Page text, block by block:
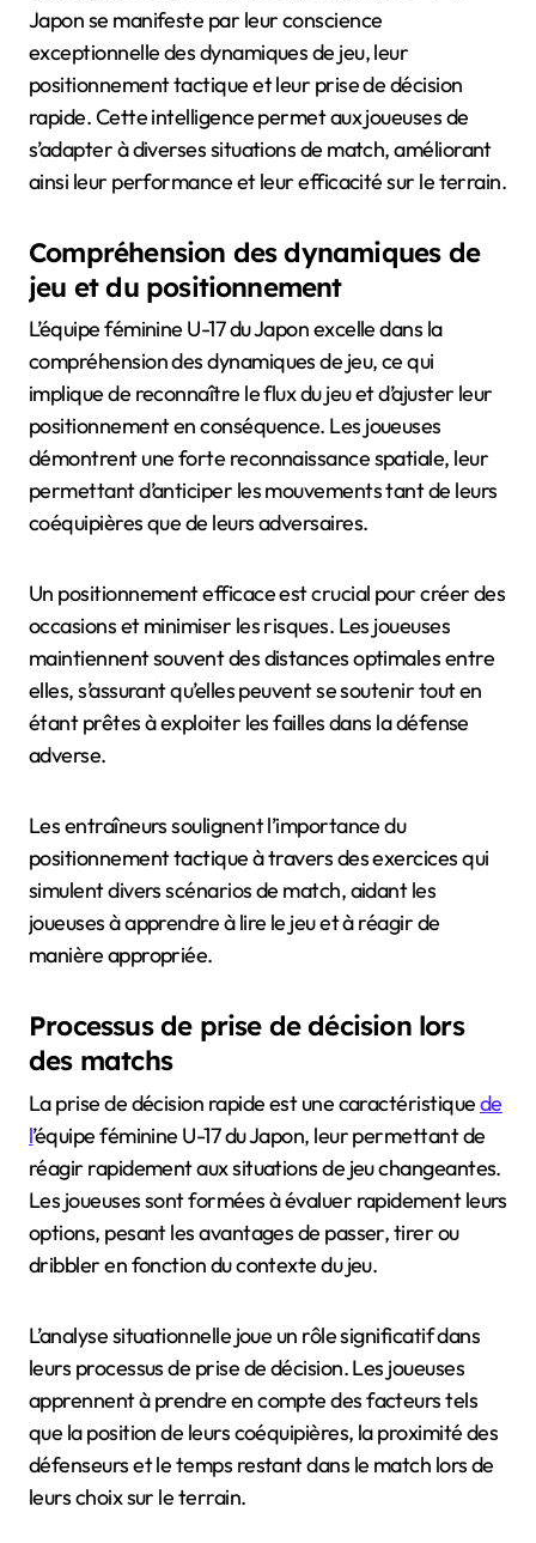
Japon se manifeste par leur conscience
exceptionnelle des dynamiques de jeu, leur
positionnement tactique et leur prise de décision
rapide. Cette intelligence permet aux joueuses de
s’adapter à diverses situations de match, améliorant
ainsi leur performance et leur efficacité sur le terrain.
Compréhension des dynamiques de
jeu et du positionnement
L’équipe féminine U-17 du Japon excelle dans la
compréhension des dynamiques de jeu, ce qui
implique de reconnaître le flux du jeu et d’ajuster leur
positionnement en conséquence. Les joueuses
démontrent une forte reconnaissance spatiale, leur
permettant d’anticiper les mouvements tant de leurs
coéquipières que de leurs adversaires.
Un positionnement efficace est crucial pour créer des
occasions et minimiser les risques. Les joueuses
maintiennent souvent des distances optimales entre
elles, s’assurant qu’elles peuvent se soutenir tout en
étant prêtes à exploiter les failles dans la défense
adverse.
Les entraîneurs soulignent l’importance du
positionnement tactique à travers des exercices qui
simulent divers scénarios de match, aidant les
joueuses à apprendre à lire le jeu et à réagir de
manière appropriée.
Processus de prise de décision lors
des matchs
La prise de décision rapide est une caractéristiquede
l’équipe féminine U-17 du Japon, leur permettant de
réagir rapidement aux situations de jeu changeantes.
Les joueuses sont formées à évaluer rapidement leurs
options, pesant les avantages de passer, tirer ou
dribbler en fonction du contexte du jeu.
L’analyse situationnelle joue un rôle significatif dans
leurs processus de prise de décision. Les joueuses
apprennent à prendre en compte des facteurs tels
que la position de leurs coéquipières, la proximité des
défenseurs et le temps restant dans le match lors de
leurs choix sur le terrain.